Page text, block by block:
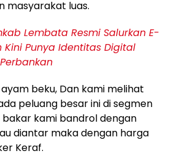
masyarakat luas.
Lembata Resmi Salurkan E-
Kini Punya Identitas Digital
ayam beku, Dan kami melihat
peluang besar ini di segmen
kami bandrol dengan
diantar maka dengan harga
Keraf.